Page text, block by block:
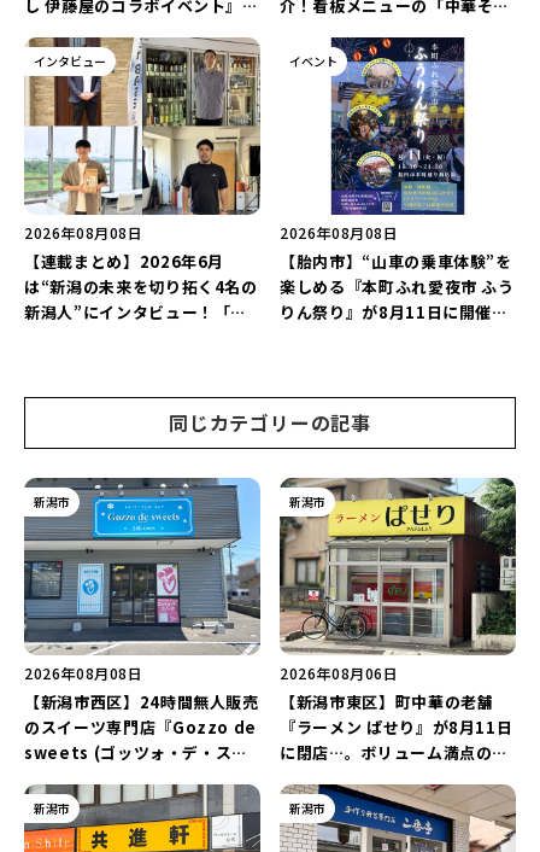
し 伊藤屋のコラボイベント』が
かき氷でととのえよう♪
介！看板メニューの「中華そば
ム満点の「焼肉定食」を堪能し
インタビュー
2026年08月08日
【連載まとめ】2026年6月
は“新潟の未来を切り拓く4名の
新潟人”にインタビュー！「学
イベント
2026年08月08日
【胎内市】“山車の乗車体験”を
楽しめる『本町ふれ愛夜市 ふう
りん祭り』が8月11日に開催！
同じカテゴリーの記事
新潟市
2026年08月08日
【新潟市西区】24時間無人販売
のスイーツ専門店『Gozzo de
sweets (ゴッツォ・デ・スイ
店…。一部商品は姉妹店で販売
継続！
新潟市
2026年08月06日
【新潟市東区】町中華の老舗
『ラーメン ぱせり』が8月11日
に閉店…。ボリューム満点の名
新潟市 新潟市